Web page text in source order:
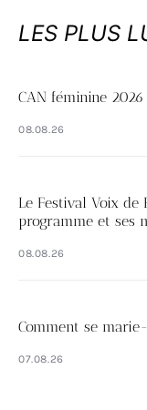
LES PLUS
CAN féminine 2026
08.08.26
Le Festival Voix de
programme et ses
08.08.26
Comment se
07.08.26